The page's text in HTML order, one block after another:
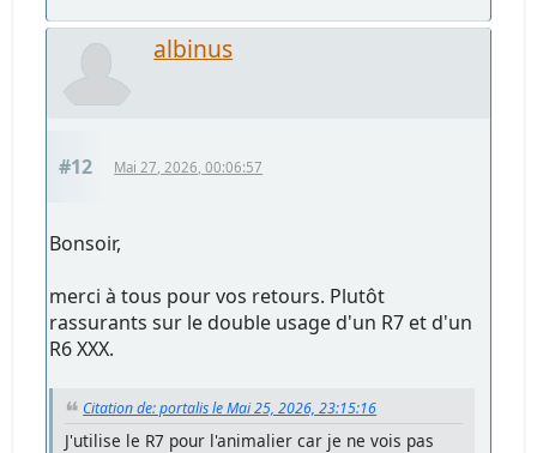
albinus
#12 Mai 27, 2026, 00:06:57
Bonsoir,
merci à tous pour vos retours. Plutôt
rassurants sur le double usage d'un R7 et d'un
R6 XXX.
Citation de: portalis le Mai 25, 2026, 23:15:16
J'utilise le R7 pour l'animalier car je ne vois pas